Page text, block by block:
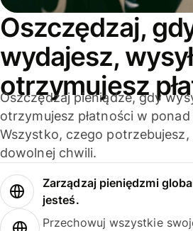
Oszczędzaj,
wydajesz,
otrzymujesz
Oszczędzaj pieniądze, gdy
otrzymujesz płatności w
Wszystko, czego
dowolnej chwili.
Zarządzaj pieniędzmi
jesteś.
Przechowuj wszystkie